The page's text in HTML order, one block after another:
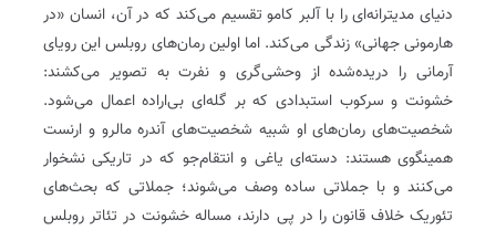
دنیای مدیترانه‌ای را با آلبر کامو تقسیم می‌کند که در آن، انسان «در
‌هارمونی جهانی» زندگی می‌کند. اما اولین رمان‌های روبلس این رویای
آرمانی را دریده‌شده از وحشی‌گری و نفرت به‌ تصویر می‌کشند:
خشونت و سرکوب استبدادی که بر گله‌ای بی‌اراده اعمال می‌شود.
شخصیت‌های رمان‌های او شبیه شخصیت‌های آندره مالرو و ارنست
همینگوی هستند: دسته‌ای یاغی و انتقام‌جو که در تاریکی نشخوار
می‌کنند و با جملاتی ساده وصف می‌شوند؛ جملاتی که بحث‌های
تئوریک خلاف قانون را در پی دارند، مساله خشونت در تئاتر روبلس